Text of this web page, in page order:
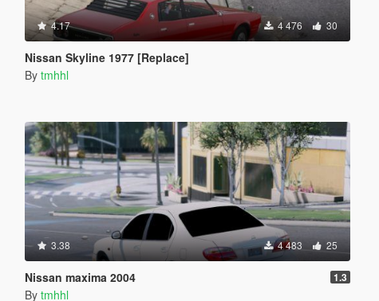
4.17 4 476 30
Nissan Skyline 1977 [Replace]
By tmhhl
3.38 4 483 25
Nissan maxima 2004 1.3
By tmhhl